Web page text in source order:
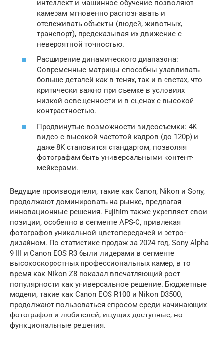
интеллект и машинное обучение позволяют
камерам мгновенно распознавать и
отслеживать объекты (людей, животных,
транспорт), предсказывая их движение с
невероятной точностью.
Расширение динамического диапазона:
Современные матрицы способны улавливать
больше деталей как в тенях, так и в светах, что
критически важно при съемке в условиях
низкой освещенности и в сценах с высокой
контрастностью.
Продвинутые возможности видеосъемки: 4K
видео с высокой частотой кадров (до 120p) и
даже 8K становится стандартом, позволяя
фотографам быть универсальными контент-
мейкерами.
Ведущие производители, такие как Canon, Nikon и Sony,
продолжают доминировать на рынке, предлагая
инновационные решения. Fujifilm также укрепляет свои
позиции, особенно в сегменте APS-C, привлекая
фотографов уникальной цветопередачей и ретро-
дизайном. По статистике продаж за 2024 год, Sony Alpha
9 III и Canon EOS R3 были лидерами в сегменте
высокоскоростных профессиональных камер, в то
время как Nikon Z8 показал впечатляющий рост
популярности как универсальное решение. Бюджетные
модели, такие как Canon EOS R100 и Nikon D3500,
продолжают пользоваться спросом среди начинающих
фотографов и любителей, ищущих доступные, но
функциональные решения.